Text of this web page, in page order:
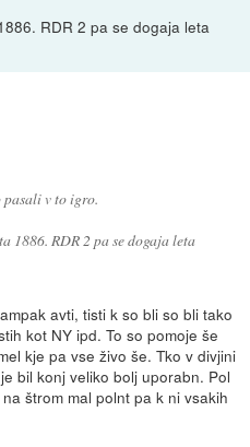
RDR 2 pa se dogaja leta
v to igro.
1886. RDR 2 pa se dogaja leta
avti, tisti k so bli so bli tako
kot NY ipd. To so pomoje še
kje pa vse živo še. Tko v divjini
bil konj veliko bolj uporabn. Pol
štrom mal polnt pa k ni vsakih